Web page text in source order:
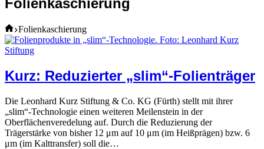
Folienkaschierung
Home
Folienkaschierung
Kurz: Reduzierter „slim“-Folienträger
Die Leonhard Kurz Stiftung & Co. KG (Fürth) stellt mit ihrer
„slim“-Technologie einen weiteren Meilenstein in der
Oberflächenveredelung auf. Durch die Reduzierung der
Trägerstärke von bisher 12 μm auf 10 μm (im Heißprägen) bzw. 6
μm (im Kalttransfer) soll die…